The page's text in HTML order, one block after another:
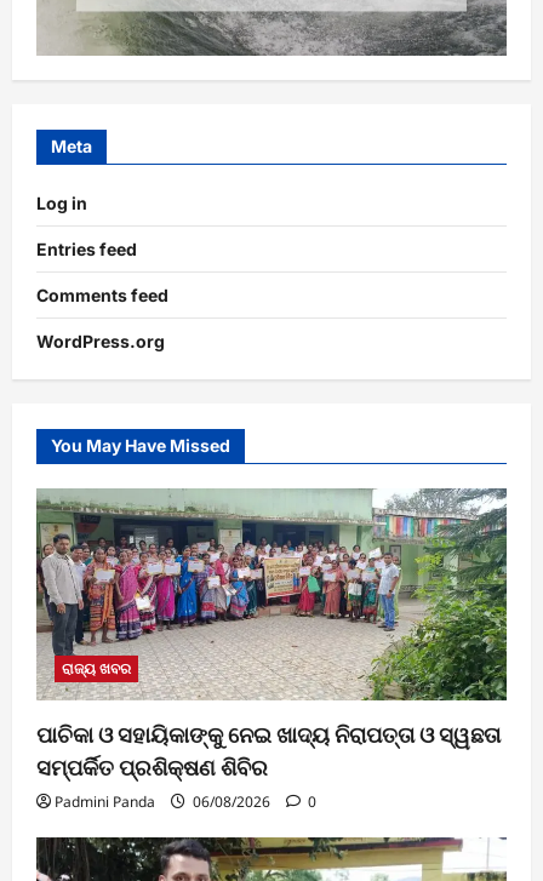
Meta
Log in
Entries feed
Comments feed
WordPress.org
You May Have Missed
ରାଜ୍ୟ ଖବର
ପାଚିକା ଓ ସହାୟିକାଙ୍କୁ ନେଇ ଖାଦ୍ୟ ନିରାପତ୍ତା ଓ ସ୍ୱଛତା
ସମ୍ପର୍କିତ ପ୍ରଶିକ୍ଷଣ ଶିବିର
Padmini Panda 06/08/2026 0